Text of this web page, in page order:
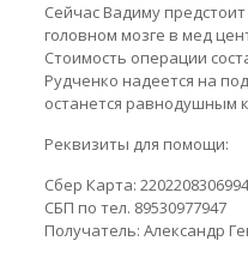
Сейчас Вадиму
головном мозге в мед
Стоимость операции
Рудченко надеется на
останется равнодушным
Реквизиты для помощи:
Сбер Карта:
СБП по тел. 89530977947
Получатель: Александр